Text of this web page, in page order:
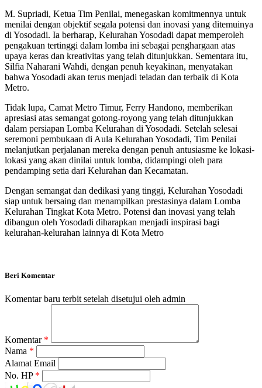
M. Supriadi, Ketua Tim Penilai, menegaskan komitmennya untuk
menilai dengan objektif segala potensi dan inovasi yang ditemuinya
di Yosodadi. Ia berharap, Kelurahan Yosodadi dapat memperoleh
pengakuan tertinggi dalam lomba ini sebagai penghargaan atas
upaya keras dan kreativitas yang telah ditunjukkan. Sementara itu,
Silfia Naharani Wahdi, dengan penuh keyakinan, menyatakan
bahwa Yosodadi akan terus menjadi teladan dan terbaik di Kota
Metro.
Tidak lupa, Camat Metro Timur, Ferry Handono, memberikan
apresiasi atas semangat gotong-royong yang telah ditunjukkan
dalam persiapan Lomba Kelurahan di Yosodadi. Setelah selesai
seremoni pembukaan di Aula Kelurahan Yosodadi, Tim Penilai
melanjutkan perjalanan mereka dengan penuh antusiasme ke lokasi-
lokasi yang akan dinilai untuk lomba, didampingi oleh para
pendamping setia dari Kelurahan dan Kecamatan.
Dengan semangat dan dedikasi yang tinggi, Kelurahan Yosodadi
siap untuk bersaing dan menampilkan prestasinya dalam Lomba
Kelurahan Tingkat Kota Metro. Potensi dan inovasi yang telah
dibangun oleh Yosodadi diharapkan menjadi inspirasi bagi
kelurahan-kelurahan lainnya di Kota Metro
Beri Komentar
Komentar baru terbit setelah disetujui oleh admin
Komentar *
Nama *
Alamat Email
No. HP *